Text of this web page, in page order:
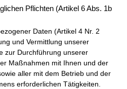
Pflichten (Artikel 6 Abs. 1b
Daten (Artikel 4 Nr. 2
und Vermittlung unserer
zur Durchführung unserer
Maßnahmen mit Ihnen und der
aller mit dem Betrieb und der
erforderlichen Tätigkeiten.